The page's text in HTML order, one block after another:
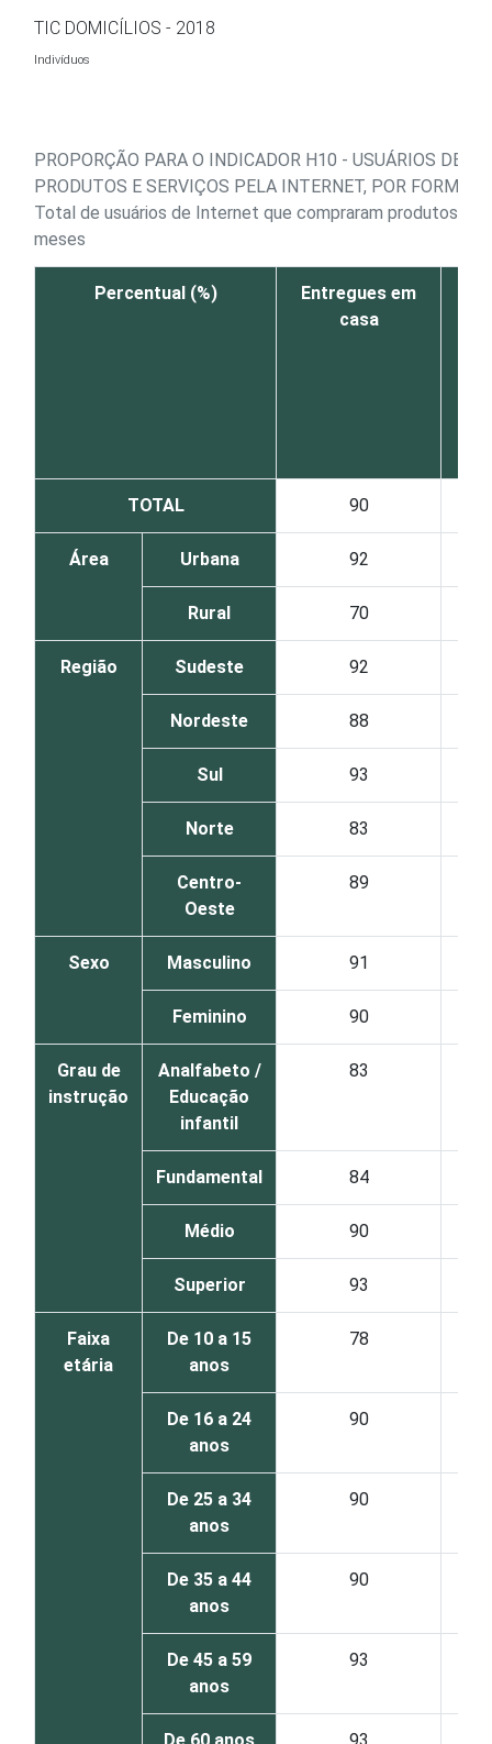
Ir para o conteúdo
TIC DOMICÍLIOS - 2018
Indivíduos
PROPORÇÃO PARA O INDICADOR H10 - USUÁRIOS DE
PRODUTOS E SERVIÇOS PELA INTERNET, POR FORMA
Total de usuários de Internet que compraram produtos
meses
Percentual (%)
Entregues em
casa
TOTAL 90
Área Urbana 92
Rural 70
Região Sudeste 92
Nordeste 88
Sul 93
Norte 83
Centro-
Oeste
89
Sexo Masculino 91
Feminino 90
Grau de
instrução
Analfabeto /
Educação
infantil
83
Fundamental 84
Médio 90
Superior 93
Faixa
etária
De 10 a 15
anos
78
De 16 a 24
anos
90
De 25 a 34
anos
90
De 35 a 44
anos
90
De 45 a 59
anos
93